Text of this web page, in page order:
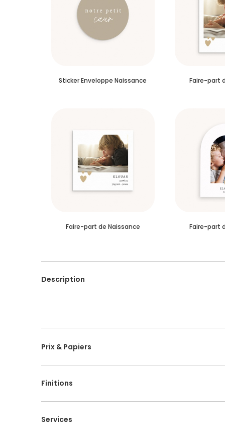
Description
Prix & Papiers
Finitions
Services
Sticker Enveloppe Naissance Faire-part
Faire-part de Naissance Faire-part